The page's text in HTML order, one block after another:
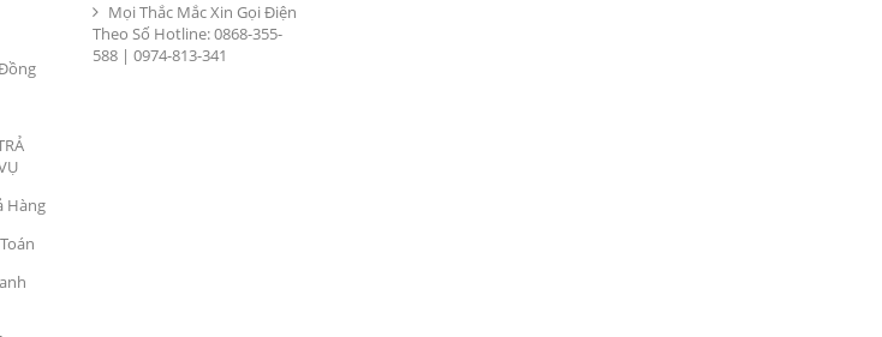
Hàng
Mọi Thắc Mắc Xin Gọi Điện
Theo Số Hotline: 0868-355-
588 | 0974-813-341